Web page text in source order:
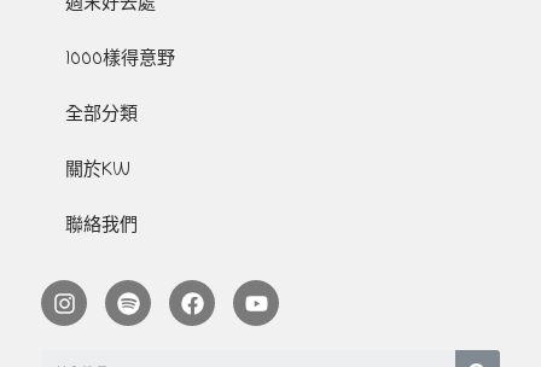
週末好去處
1000樣得意野
全部分類
關於KW
聯絡我們